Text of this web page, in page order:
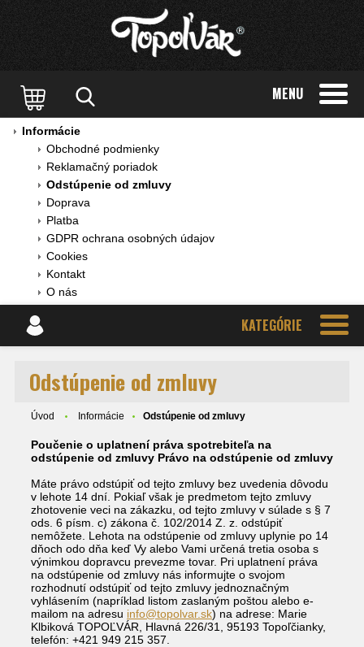
MENU
Informácie
Obchodné podmienky
Reklamačný poriadok
Odstúpenie od zmluvy
Doprava
Platba
GDPR ochrana osobných údajov
Cookies
Kontakt
O nás
KATEGÓRIE
Odstúpenie od zmluvy
Úvod Informácie Odstúpenie od zmluvy
Poučenie o uplatnení práva spotrebiteľa na
odstúpenie od zmluvy Právo na odstúpenie od zmluvy
Máte právo odstúpiť od tejto zmluvy bez uvedenia dôvodu
v lehote 14 dní. Pokiaľ však je predmetom tejto zmluvy
zhotovenie veci na zákazku, od tejto zmluvy v súlade s § 7
ods. 6 písm. c) zákona č. 102/2014 Z. z. odstúpiť
nemôžete. Lehota na odstúpenie od zmluvy uplynie po 14
dňoch odo dňa keď Vy alebo Vami určená tretia osoba s
výnimkou dopravcu prevezme tovar. Pri uplatnení práva
na odstúpenie od zmluvy nás informujte o svojom
rozhodnutí odstúpiť od tejto zmluvy jednoznačným
vyhlásením (napríklad listom zaslaným poštou alebo e-
mailom na adresu info@topolvar.sk) na adrese: Marie
Klbiková TOPOĽVÁR, Hlavná 226/31, 95193 Topoľčianky,
telefón: +421 949 215 357.